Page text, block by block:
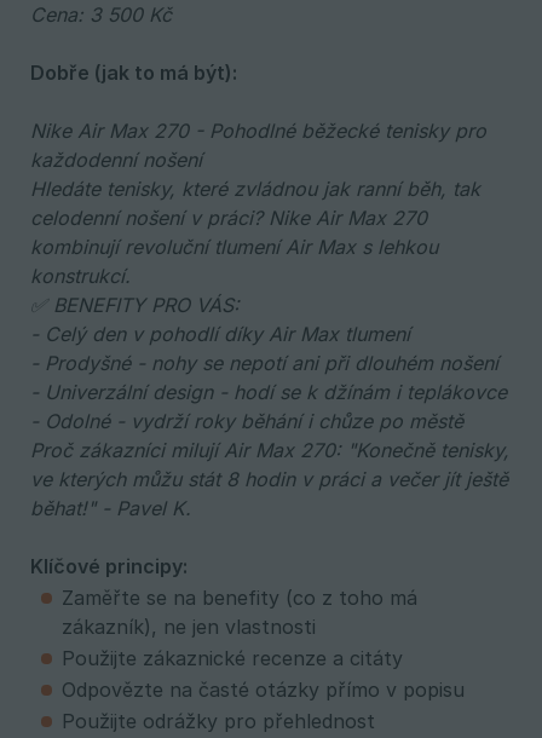
Cena: 3 500 Kč
Dobře (jak to má být):
Nike Air Max 270 - Pohodlné běžecké tenisky pro
každodenní nošení
Hledáte tenisky, které zvládnou jak ranní běh, tak
celodenní nošení v práci? Nike Air Max 270
kombinují revoluční tlumení Air Max s lehkou
konstrukcí.
✅ BENEFITY PRO VÁS:
- Celý den v pohodlí díky Air Max tlumení
- Prodyšné - nohy se nepotí ani při dlouhém nošení
- Univerzální design - hodí se k džínám i teplákovce
- Odolné - vydrží roky běhání i chůze po městě
Proč zákazníci milují Air Max 270: "Konečně tenisky,
ve kterých můžu stát 8 hodin v práci a večer jít ještě
běhat!" - Pavel K.
Klíčové principy:
Zaměřte se na benefity (co z toho má
zákazník), ne jen vlastnosti
Použijte zákaznické recenze a citáty
Odpovězte na časté otázky přímo v popisu
Použijte odrážky pro přehlednost